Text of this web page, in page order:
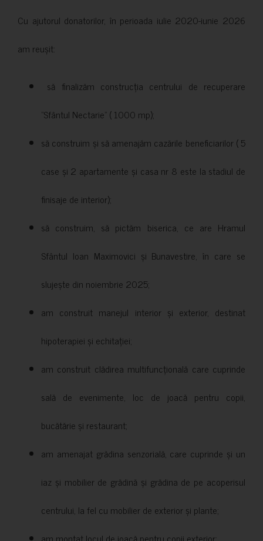
Cu ajutorul donatorilor, în perioada iulie 2020-iunie 2026
am reușit:
să finalizăm construcția centrului de recuperare
”Sfântul Nectarie” ( 1000 mp);
să construim și să amenajăm cazările beneficiarilor ( 5
case și 2 apartamente și casa nr 8 este la stadiul de
finisaje de interior);
să construim, să pictăm biserica, ce are Hramul
Sfântul Ioan Maximovici și Bunavestire, în care se
slujește din noiembrie 2025;
am construit manejul interior și exterior, destinat
hipoterapiei și echitației;
am construit clădirea multifuncțională care cuprinde
sală de evenimente, loc de joacă pentru copii,
bucătărie și restaurant;
am amenajat grădina senzorială, care cuprinde și un
iaz și mobilier de grădină și grădina de pe acoperisul
centrului, la fel cu mobilier de exterior și plante;